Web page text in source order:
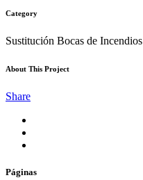
Category
Sustitución Bocas de Incendios
About This Project
Share
Páginas